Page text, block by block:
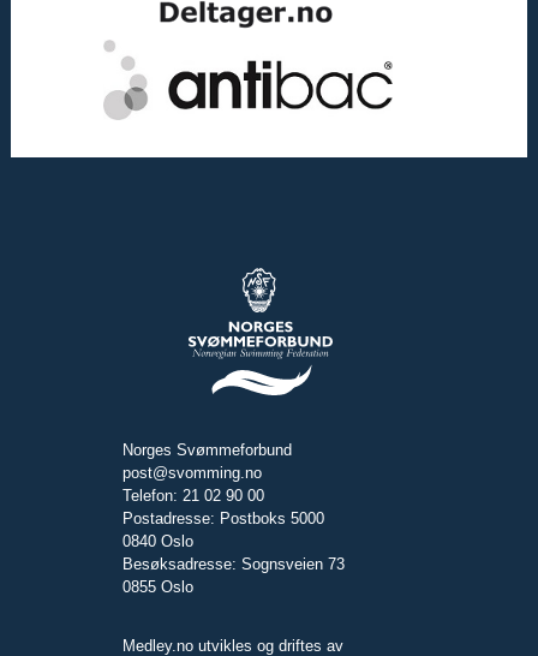
Norges Svømmeforbund
post@svomming.no
Telefon: 21 02 90 00
Postadresse: Postboks 5000
0840 Oslo
Besøksadresse: Sognsveien 73
0855 Oslo
Medley.no utvikles og driftes av